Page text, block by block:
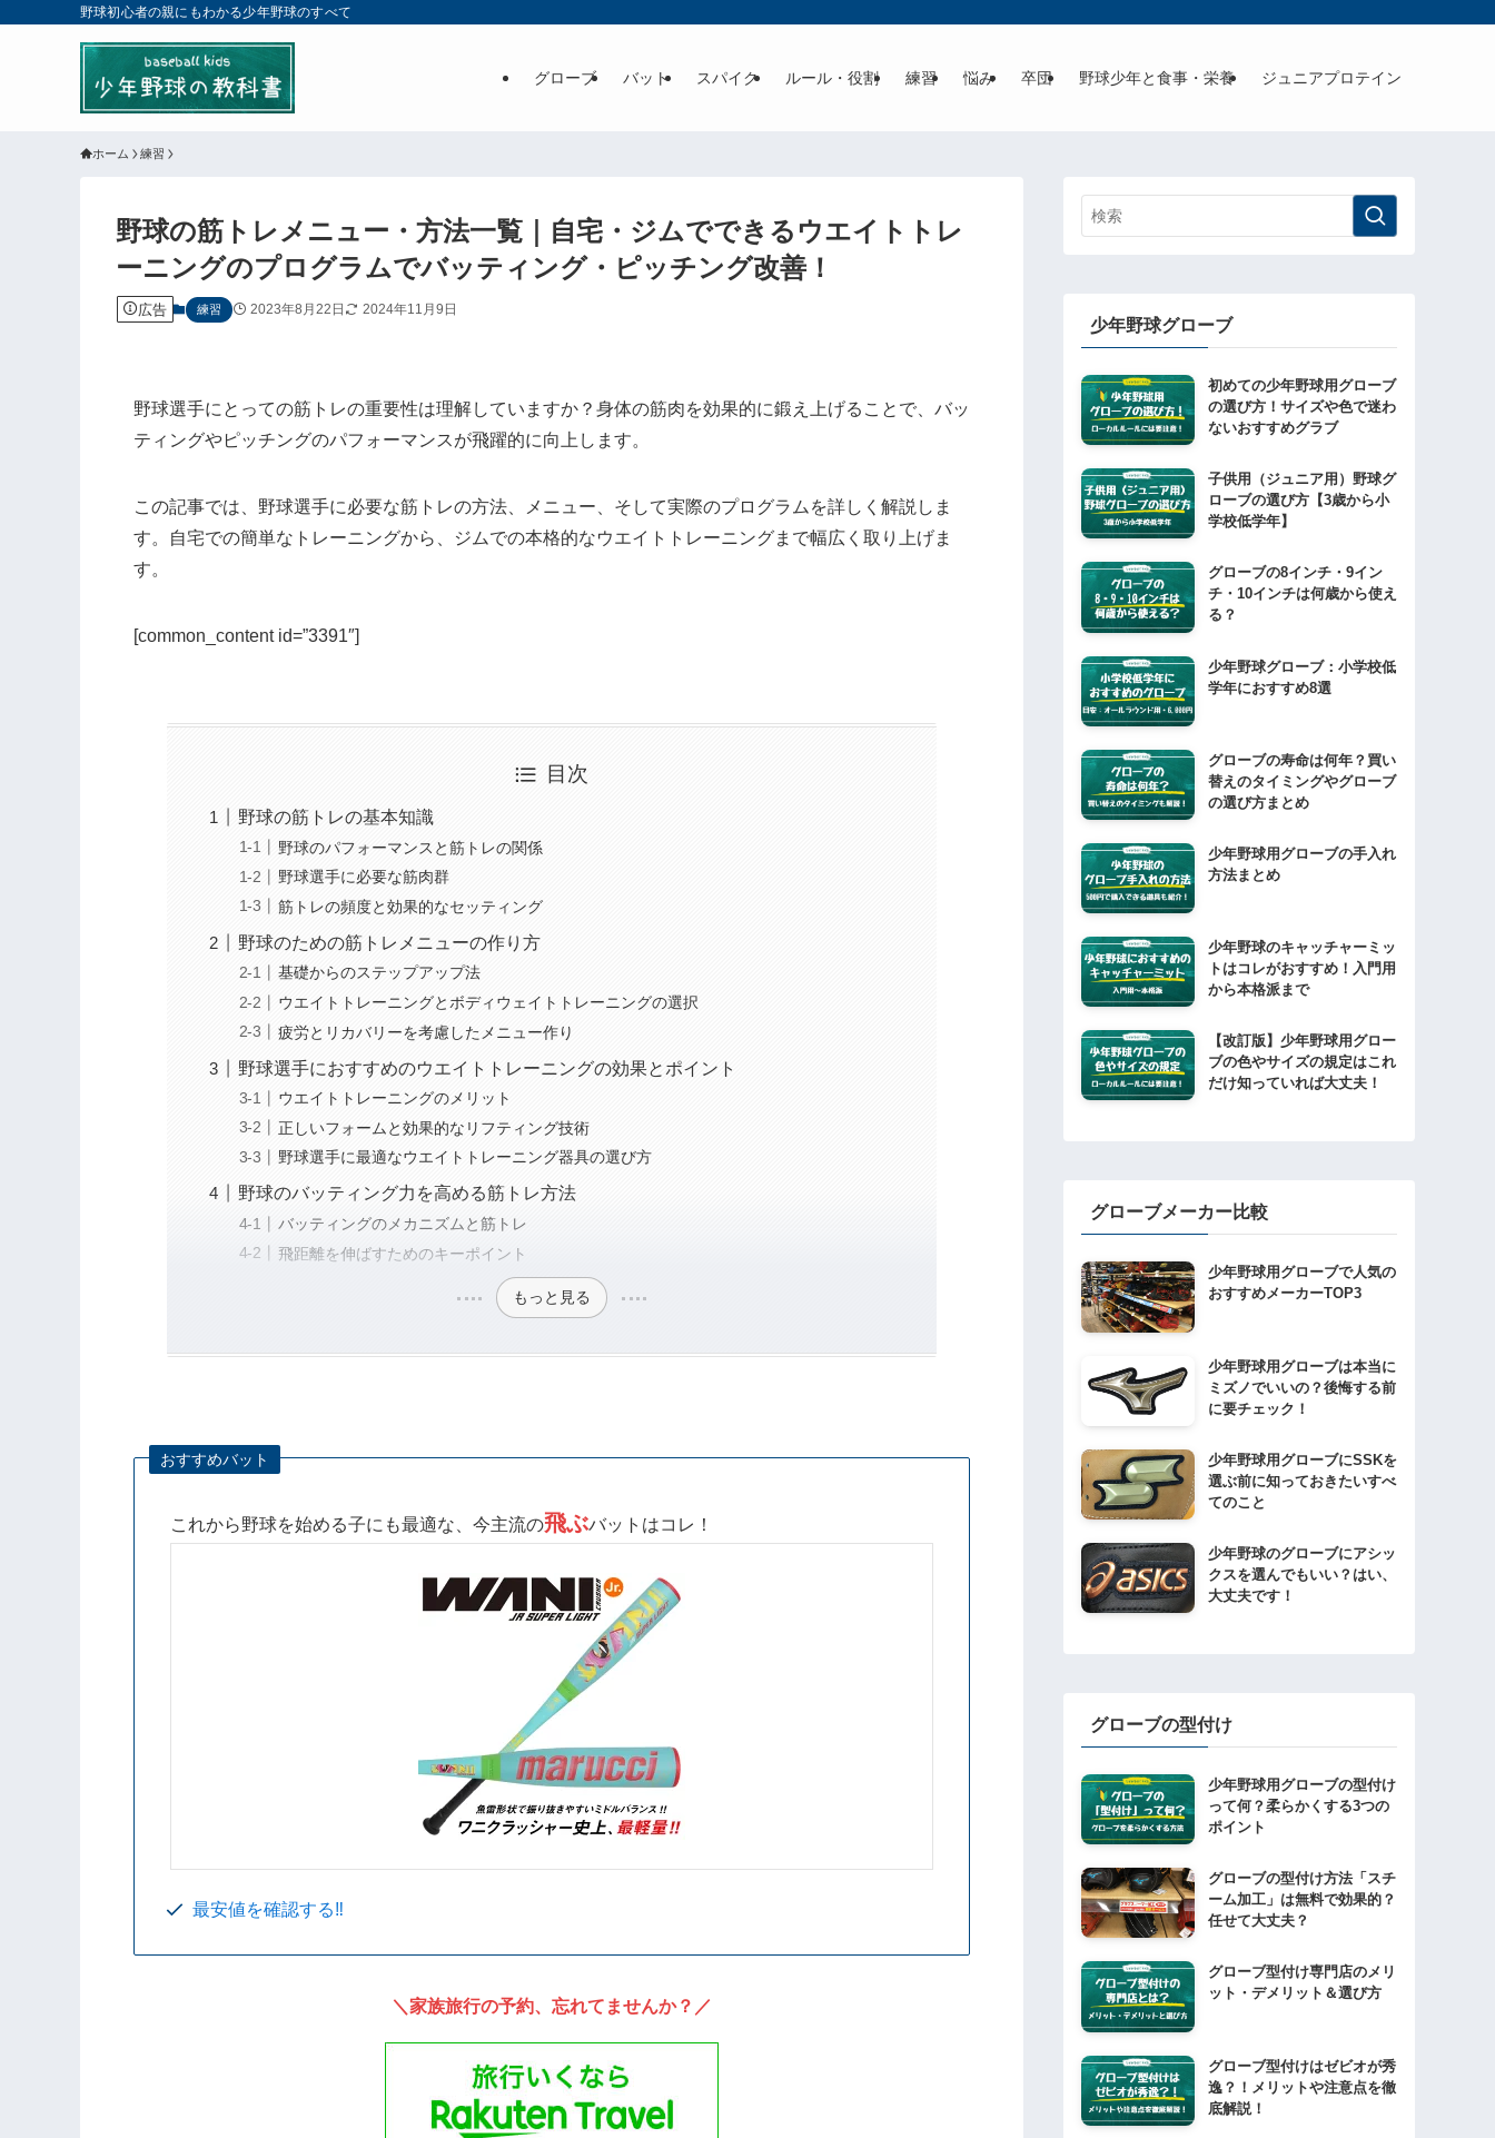
野球初心者の親にもわかる少年野球のすべて
グローブ バット スパイク ルール・役割 練習 悩み 卒団 野球少年と食事・栄養 ジュニアプロテイン
ホーム 練習
野球の筋トレメニュー・方法一覧｜自宅・ジムでできるウエイトトレ
ーニングのプログラムでバッティング・ピッチング改善！
広告 練習 2023年8月22日 2024年11月9日
野球選手にとっての筋トレの重要性は理解していますか？身体の筋肉を効果的に鍛え上げることで、バッ
ティングやピッチングのパフォーマンスが飛躍的に向上します。
この記事では、野球選手に必要な筋トレの方法、メニュー、そして実際のプログラムを詳しく解説しま
す。自宅での簡単なトレーニングから、ジムでの本格的なウエイトトレーニングまで幅広く取り上げま
す。
[common_content id=”3391″]
目次
野球の筋トレの基本知識
野球のパフォーマンスと筋トレの関係
野球選手に必要な筋肉群
筋トレの頻度と効果的なセッティング
野球のための筋トレメニューの作り方
基礎からのステップアップ法
ウエイトトレーニングとボディウェイトトレーニングの選択
疲労とリカバリーを考慮したメニュー作り
野球選手におすすめのウエイトトレーニングの効果とポイント
ウエイトトレーニングのメリット
正しいフォームと効果的なリフティング技術
野球選手に最適なウエイトトレーニング器具の選び方
野球のバッティング力を高める筋トレ方法
バッティングのメカニズムと筋トレ
飛距離を伸ばすためのキーポイント
もっと見る
おすすめバット
これから野球を始める子にも最適な、今主流の飛ぶバットはコレ！
最安値を確認する‼️
＼家族旅行の予約、忘れてませんか？／
少年野球グローブ
初めての少年野球用グローブ
の選び方！サイズや色で迷わ
ないおすすめグラブ
子供用（ジュニア用）野球グ
ローブの選び方【3歳から小
学校低学年】
グローブの8インチ・9イン
チ・10インチは何歳から使え
る？
少年野球グローブ：小学校低
学年におすすめ8選
グローブの寿命は何年？買い
替えのタイミングやグローブ
の選び方まとめ
少年野球用グローブの手入れ
方法まとめ
少年野球のキャッチャーミッ
トはコレがおすすめ！入門用
から本格派まで
【改訂版】少年野球用グロー
ブの色やサイズの規定はこれ
だけ知っていれば大丈夫！
グローブメーカー比較
少年野球用グローブで人気の
おすすめメーカーTOP3
少年野球用グローブは本当に
ミズノでいいの？後悔する前
に要チェック！
少年野球用グローブにSSKを
選ぶ前に知っておきたいすべ
てのこと
少年野球のグローブにアシッ
クスを選んでもいい？はい、
大丈夫です！
グローブの型付け
少年野球用グローブの型付け
って何？柔らかくする3つの
ポイント
グローブの型付け方法「スチ
ーム加工」は無料で効果的？
任せて大丈夫？
グローブ型付け専門店のメリ
ット・デメリット＆選び方
グローブ型付けはゼビオが秀
逸？！メリットや注意点を徹
底解説！